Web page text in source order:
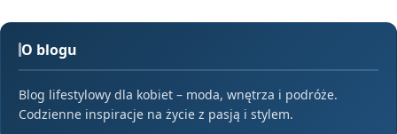
O blogu
Blog lifestylowy dla kobiet – moda, wnętrza i podróże.
Codzienne inspiracje na życie z pasją i stylem.